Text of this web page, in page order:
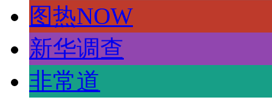
图热NOW
新华调查
非常道